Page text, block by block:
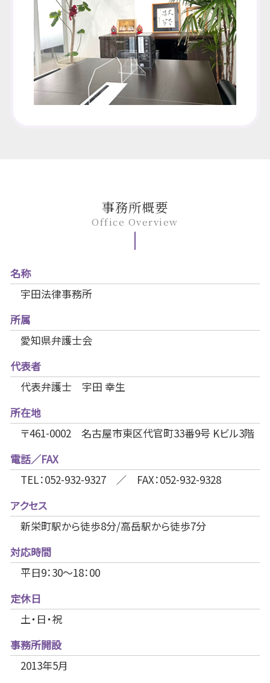
事務所概要
Office Overview
名称
宇田法律事務所
所属
愛知県弁護士会
代表者
代表弁護士 宇田 幸生
所在地
〒461-0002 名古屋市東区代官町33番9号 Kビル3階
電話／FAX
TEL：052-932-9327 ／ FAX：052-932-9328
アクセス
新栄町駅から徒歩8分/高岳駅から徒歩7分
対応時間
平日9：30～18：00
定休日
土・日・祝
事務所開設
2013年5月